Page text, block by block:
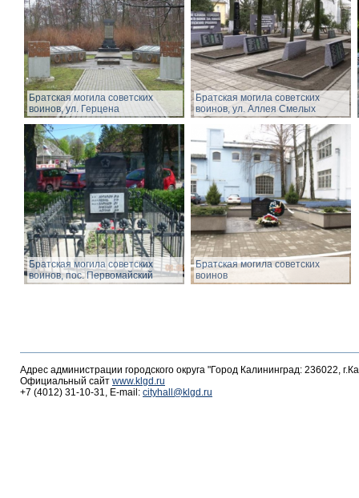
Братская могила советских
воинов, ул. Герцена
Братская могила советских
воинов, ул. Аллея Смелых
Братская могила советских
воинов, пос. Первомайский
Братская могила советских
воинов
Адрес администрации городского округа "Город Калининград: 236022,
Официальный сайт www.klgd.ru
+7 (4012) 31-10-31, E-mail: cityhall@klgd.ru